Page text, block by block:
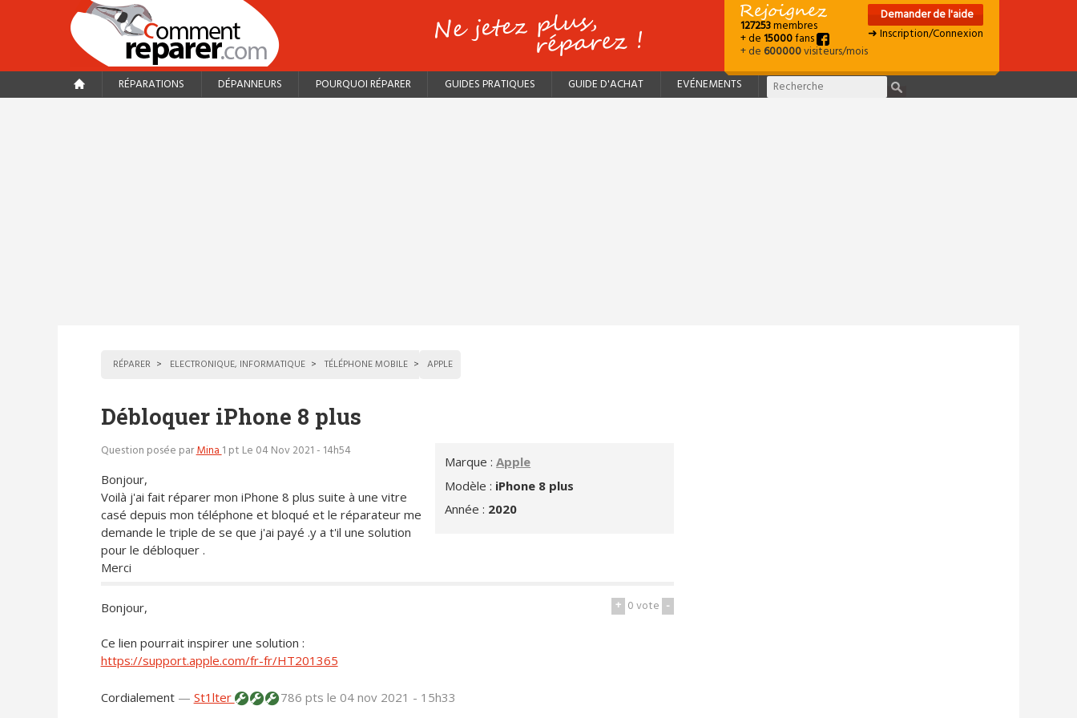
127253membres
+ de15000fans
+ de600000visiteurs/mois
Demander de l'aide
➜ Inscription/Connexion
RÉPARATIONS DÉPANNEURS POURQUOI RÉPARER GUIDES PRATIQUES GUIDE D'ACHAT EVÉNEMENTS
RÉPARER ELECTRONIQUE, INFORMATIQUE TÉLÉPHONE MOBILE APPLE
Débloquer iPhone 8 plus
Marque :Apple
Modèle : iPhone 8 plus
Année : 2020
Question posée parMina1 pt Le 04 Nov 2021 - 14h54
Bonjour,
Voilà j'ai fait réparer mon iPhone 8 plus suite à une vitre
casé depuis mon téléphone et bloqué et le réparateur me
demande le triple de se que j'ai payé .y a t'il une solution
pour le débloquer .
Merci
+ 0vote -
Bonjour,
Ce lien pourrait inspirer une solution :
https://support.apple.com/fr-fr/HT201365
Cordialement — St1lter 786 pts le 04 nov 2021 - 15h33